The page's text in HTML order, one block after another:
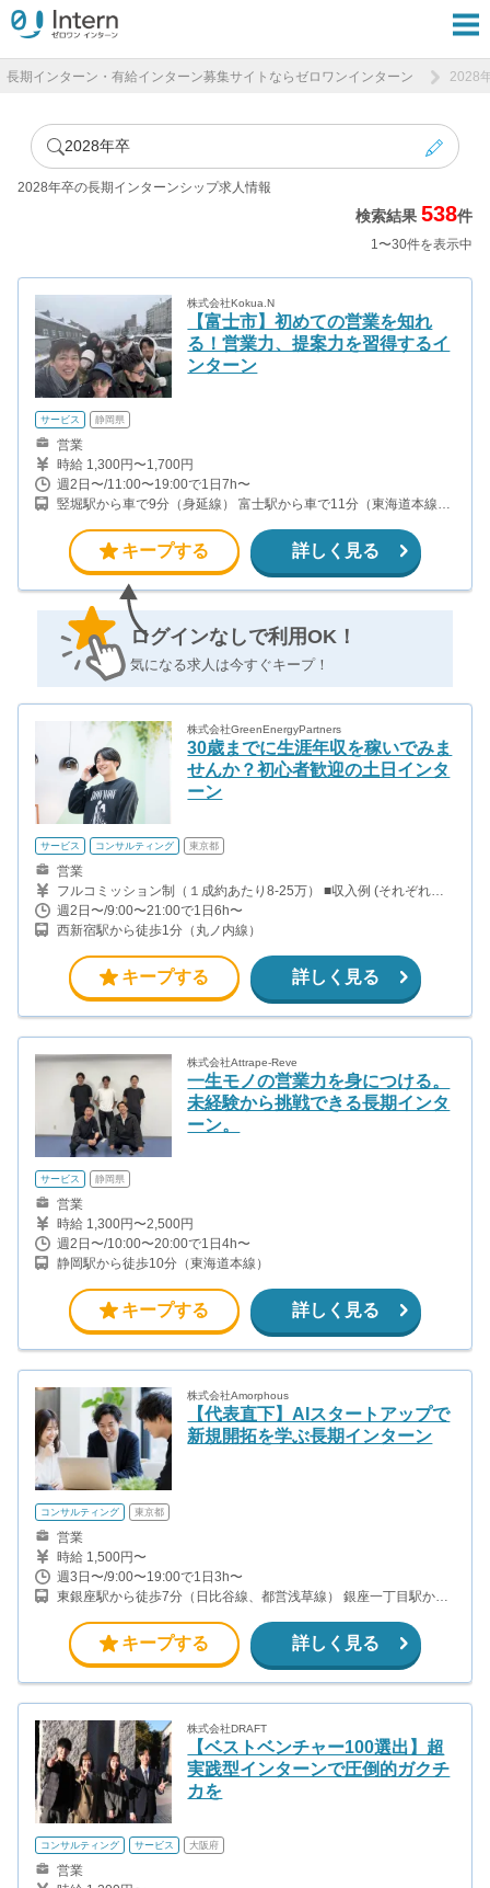
長期インターン・有給インターン募集サイトならゼロワンインターン 2028
2028年卒
2028年卒の長期インターンシップ求人情報
検索結果538件
1〜30件を表示中
株式会社Kokua.N
【富士市】初めての営業を知れ
る！営業力、提案力を習得するイ
ンターン
サービス 静岡県
営業
時給 1,300円〜1,700円
週2日〜/11:00〜19:00で1日7h〜
竪堀駅から車で9分（身延線） 富士駅から車で11分（東海道本線、
キープする 詳しく見る
ログインなしで利用OK！
気になる求人は今すぐキープ！
株式会社GreenEnergyPartners
30歳までに生涯年収を稼いでみま
せんか？初心者歓迎の土日インタ
ーン
サービス コンサルティング 東京都
営業
フルコミッション制（１成約あたり8-25万） ■収入例 (それぞれ月
間約50〜60時間稼働) ○入社３ヶ月目（東京大学２年生） 役職：ア
ポインター（ランク：ブロンズ） 月間３契約×10万円＝30万円 ＋
交通費 ○入社６ヶ月目（早稲田大学３年生） 役職：アポインター
（ランク：シルバー） 月間５契約×12万円＝60万円 ＋交通費 ○入社
15ヶ月目（慶応大学３年生） 役職：クローザー 月間３契約×25万
＝75万円 ＋交通費 更に支部長にランクアップすると、1件の完工に
つき6万円〜20万円のインセンティブが発生します。 その他にも四
半期ボーナスなど多数インセンティブあり。
週2日〜/9:00〜21:00で1日6h〜
西新宿駅から徒歩1分（丸ノ内線）
キープする 詳しく見る
株式会社Attrape-Reve
一生モノの営業力を身につける。
未経験から挑戦できる長期インタ
ーン。
サービス 静岡県
営業
時給 1,300円〜2,500円
週2日〜/10:00〜20:00で1日4h〜
静岡駅から徒歩10分（東海道本線）
キープする 詳しく見る
株式会社Amorphous
【代表直下】AIスタートアップで
新規開拓を学ぶ長期インターン
コンサルティング 東京都
営業
時給 1,500円〜
週3日〜/9:00〜19:00で1日3h〜
東銀座駅から徒歩7分（日比谷線、都営浅草線） 銀座一丁目駅から
ら徒歩4分（銀座線）
キープする 詳しく見る
株式会社DRAFT
【ベストベンチャー100選出】超
実践型インターンで圧倒的ガクチ
カを
コンサルティング サービス 大阪府
営業